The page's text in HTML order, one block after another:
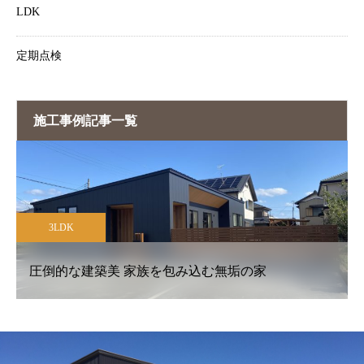
LDK
定期点検
施工事例記事一覧
3LDK
圧倒的な建築美 家族を包み込む無垢の家